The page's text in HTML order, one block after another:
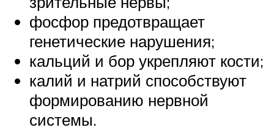
фосфор предотвращает
генетические нарушения;
кальций и бор укрепляют кости;
калий и натрий способствуют
формированию нервной
системы.